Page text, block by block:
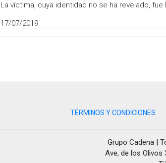
La víctima, cuya identidad no se ha revelado,
17/07/2019
TÉRMINOS Y CONDICIONES
Grupo Cadena |
Ave, de los Olivos